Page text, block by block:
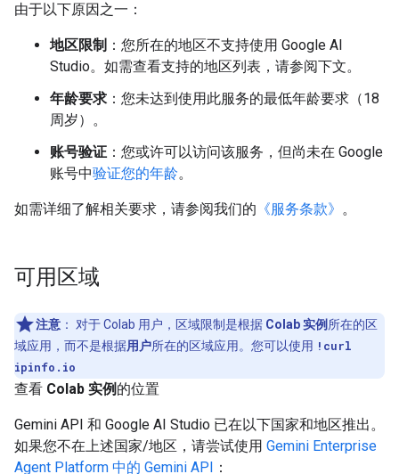
由于以下原因之一：
地区限制 ：您所在的地区不支持使用 Google AI
Studio。如需查看支持的地区列表，请参阅下文。
年龄要求 ：您未达到使用此服务的最低年龄要求（18
周岁）。
账号验证 ：您或许可以访问该服务，但尚未在 Google
账号中验证您的年龄。
如需详细了解相关要求，请参阅我们的 《服务条款》 。
可用区域
注意 ： 对于 Colab 用户，区域限制是根据 Colab 实例所在的区
域应用，而不是根据用户所在的区域应用。您可以使用 !curl
ipinfo.io
查看 Colab 实例 的位置
Gemini API 和 Google AI Studio 已在以下国家和地区推出。
如果您不在上述国家/地区，请尝试使用 Gemini Enterprise
Agent Platform 中的 Gemini API ：